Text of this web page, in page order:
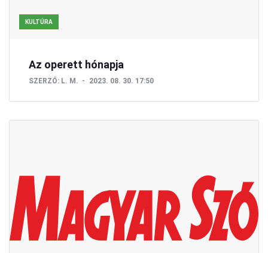
KULTÚRA
Az operett hónapja
SZERZŐ: L. M. 2023. 08. 30. 17:50